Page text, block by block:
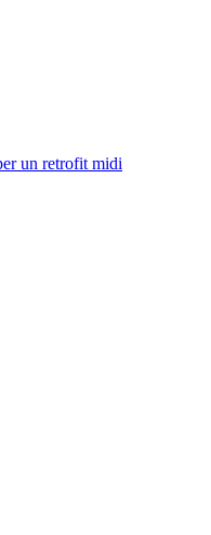
un retrofit midi